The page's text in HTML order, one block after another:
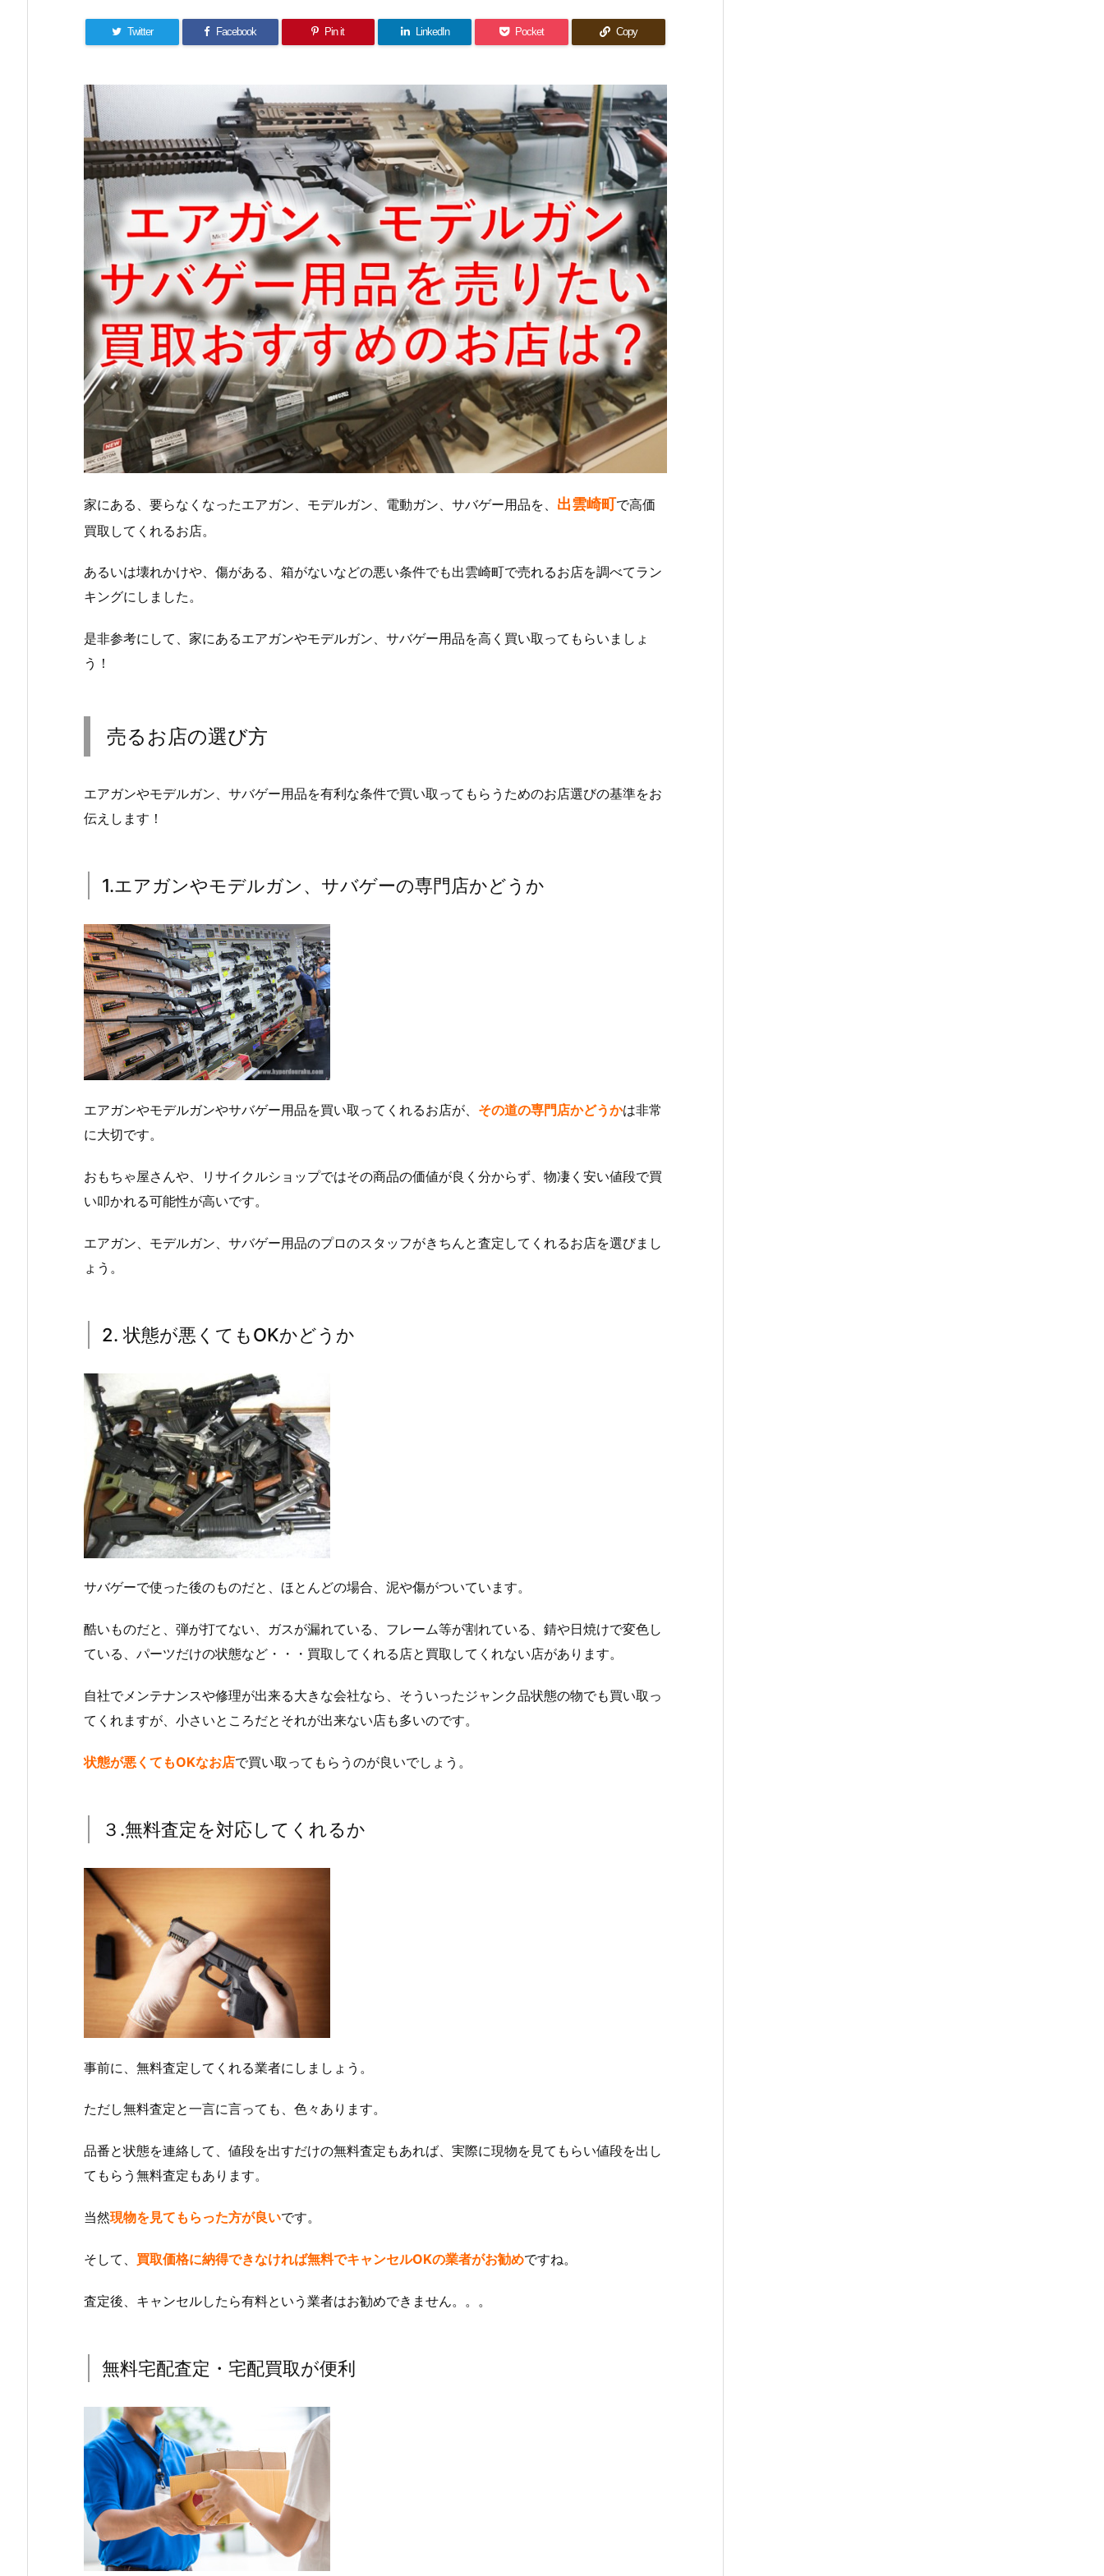
Twitter Facebook Pin it LinkedIn Pocket Copy
家にある、要らなくなったエアガン、モデルガン、電動ガン、サバゲー用品を、 出雲崎町で高価
買取してくれるお店。
あるいは壊れかけや、傷がある、箱がないなどの悪い条件でも出雲崎町で売れるお店を調べてラン
キングにしました。
是非参考にして、家にあるエアガンやモデルガン、サバゲー用品を高く買い取ってもらいましょ
う！
売るお店の選び方
エアガンやモデルガン、サバゲー用品を有利な条件で買い取ってもらうためのお店選びの基準をお
伝えします！
1.エアガンやモデルガン、サバゲーの専門店かどうか
エアガンやモデルガンやサバゲー用品を買い取ってくれるお店が、 その道の専門店かどうかは非常
に大切です。
おもちゃ屋さんや、リサイクルショップではその商品の価値が良く分からず、物凄く安い値段で買
い叩かれる可能性が高いです。
エアガン、モデルガン、サバゲー用品のプロのスタッフがきちんと査定してくれるお店を選びまし
ょう。
2. 状態が悪くてもOKかどうか
サバゲーで使った後のものだと、ほとんどの場合、泥や傷がついています。
酷いものだと、弾が打てない、ガスが漏れている、フレーム等が割れている、錆や日焼けで変色し
ている、パーツだけの状態など・・・買取してくれる店と買取してくれない店があります。
自社でメンテナンスや修理が出来る大きな会社なら、そういったジャンク品状態の物でも買い取っ
てくれますが、小さいところだとそれが出来ない店も多いのです。
状態が悪くてもOKなお店で買い取ってもらうのが良いでしょう。
３.無料査定を対応してくれるか
事前に、無料査定してくれる業者にしましょう。
ただし無料査定と一言に言っても、色々あります。
品番と状態を連絡して、値段を出すだけの無料査定もあれば、実際に現物を見てもらい値段を出し
てもらう無料査定もあります。
当然現物を見てもらった方が良いです。
そして、 買取価格に納得できなければ無料でキャンセルOKの業者がお勧めですね。
査定後、キャンセルしたら有料という業者はお勧めできません。。。
無料宅配査定・宅配買取が便利